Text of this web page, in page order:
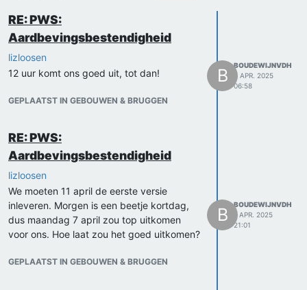
RE: PWS:
Aardbevingsbestendigheid
lizloosen
12 uur komt ons goed uit, tot dan!
GEPLAATST IN GEBOUWEN & BRUGGEN
B
BOUDEWIJNVDH
3 APR. 2025
06:58
RE: PWS:
Aardbevingsbestendigheid
lizloosen
We moeten 11 april de eerste versie
inleveren. Morgen is een beetje kortdag,
dus maandag 7 april zou top uitkomen
voor ons. Hoe laat zou het goed uitkomen?
GEPLAATST IN GEBOUWEN & BRUGGEN
B
BOUDEWIJNVDH
1 APR. 2025
21:01